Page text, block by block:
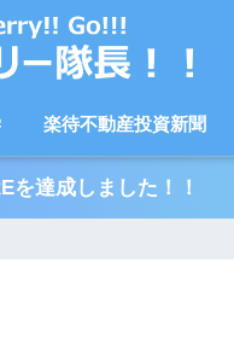
楽待不動産投資新聞
を達成しました！！